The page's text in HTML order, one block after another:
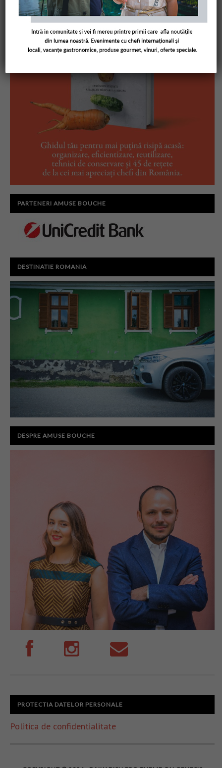
PARTENERI AMUSE BOUCHE
DESTINATIE ROMANIA
DESPRE AMUSE BOUCHE
PROTECTIA DATELOR PERSONALE
Politica de confidentialitate